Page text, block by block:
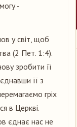
-
у світ, щоб
(2 Пет. 1:4).
зробити її
її з
гріх
в Церкві.
єднає нас не